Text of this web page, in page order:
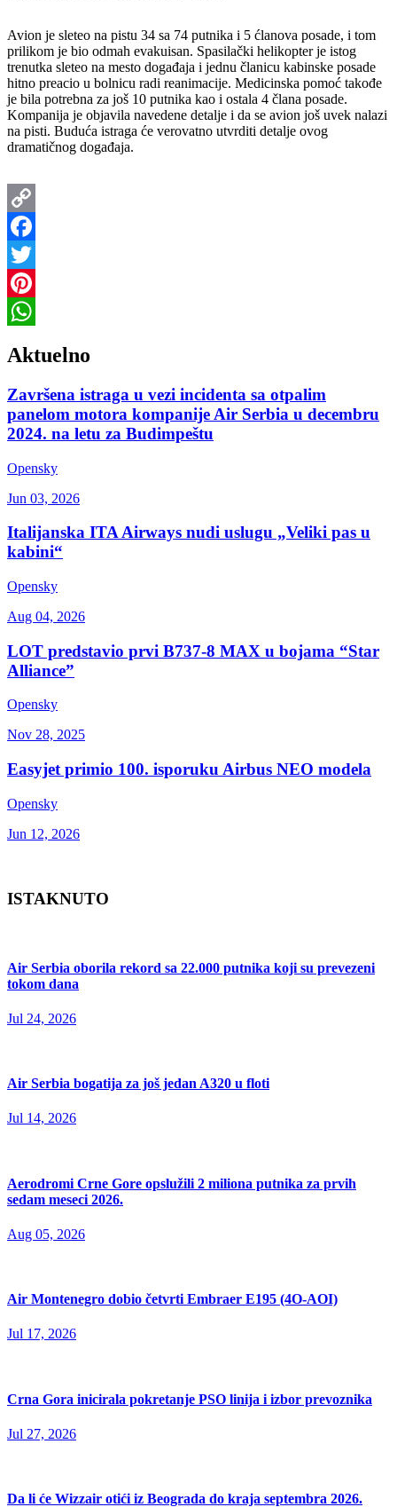
Avion je sleteo na pistu 34 sa 74 putnika i 5 ćlanova posade, i tom
prilikom je bio odmah evakuisan. Spasilački helikopter je istog
trenutka sleteo na mesto događaja i jednu članicu kabinske posade
hitno preacio u bolnicu radi reanimacije. Medicinska pomoć takođe
je bila potrebna za još 10 putnika kao i ostala 4 člana posade.
Kompanija je objavila navedene detalje i da se avion još uvek nalazi
na pisti. Buduća istraga će verovatno utvrditi detalje ovog
dramatičnog događaja.
Copy
Link
Facebook
Twitter
Pinterest
Aktuelno
Završena istraga u vezi incidenta sa otpalim
panelom motora kompanije Air Serbia u decembru
2024. na letu za Budimpeštu
Opensky
Jun 03, 2026
Italijanska ITA Airways nudi uslugu „Veliki pas u
kabini“
Opensky
Aug 04, 2026
LOT predstavio prvi B737-8 MAX u bojama “Star
Alliance”
Opensky
Nov 28, 2025
Easyjet primio 100. isporuku Airbus NEO modela
Opensky
Jun 12, 2026
ISTAKNUTO
Air Serbia oborila rekord sa 22.000 putnika koji su prevezeni
tokom dana
Jul 24, 2026
Air Serbia bogatija za još jedan A320 u floti
Jul 14, 2026
Aerodromi Crne Gore opslužili 2 miliona putnika za prvih
sedam meseci 2026.
Aug 05, 2026
Air Montenegro dobio četvrti Embraer E195 (4O-AOI)
Jul 17, 2026
Crna Gora inicirala pokretanje PSO linija i izbor prevoznika
Jul 27, 2026
Da li će Wizzair otići iz Beograda do kraja septembra 2026.